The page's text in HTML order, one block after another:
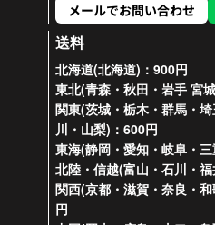
メールでお問い合わせ
送料
北海道(北海道)：900円
東北(青森・秋田・岩手 宮
関東(茨城・栃木・群馬・
川・山梨)：600円
東海(静岡・愛知・岐阜・
北陸・信越(富山・石川・
関西(京都・滋賀・奈良・
円